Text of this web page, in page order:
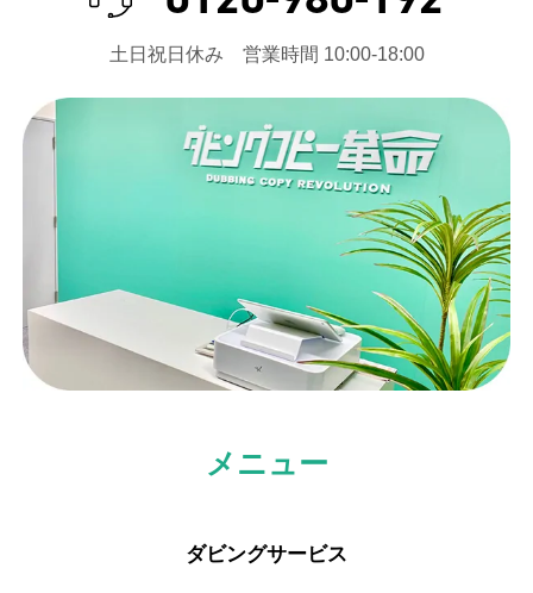
⼟⽇祝⽇休み 営業時間 10:00-18:00
メニュー
ダビングサービス